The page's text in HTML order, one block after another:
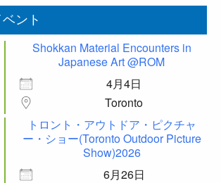
ント
Shokkan Material Encounters in
Japanese Art @ROM
4月4日
Toronto
トロント・アウトドア・ピクチャ
ー・ショー(Toronto Outdoor Picture
Show)2026
6月26日